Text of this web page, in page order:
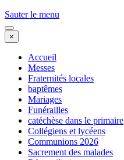
Sauter le menu
×
Accueil
Messes
Fraternités locales
baptêmes
Mariages
Funérailles
catéchèse dans le primaire
Collégiens et lycéens
Communions 2026
Sacrement des malades